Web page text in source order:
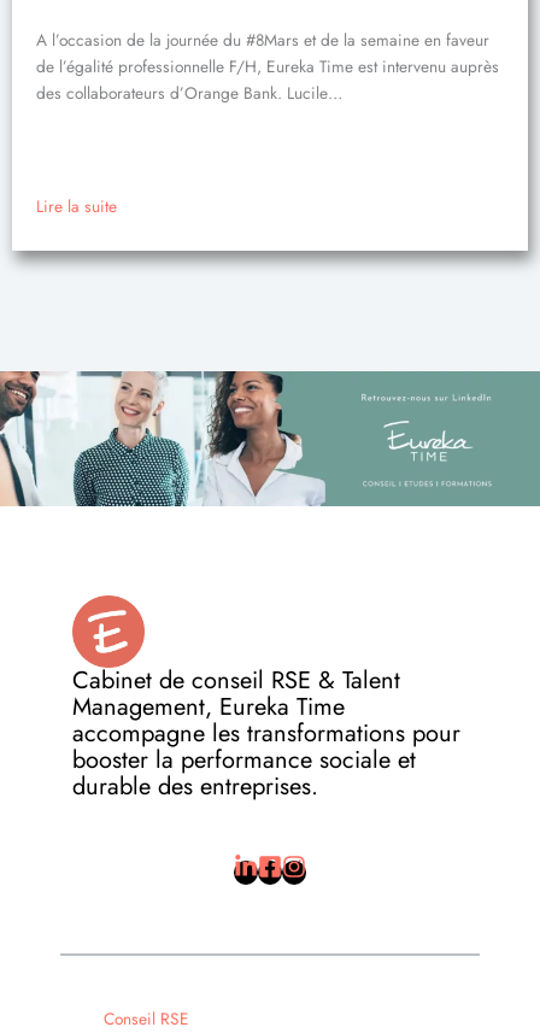
A l’occasion de la journée du #8Mars et de la semaine en faveur
de l’égalité professionnelle F/H, Eureka Time est intervenu auprès
des collaborateurs d’Orange Bank. Lucile…
Lire la suite
Cabinet de conseil RSE & Talent
Management, Eureka Time
accompagne les transformations pour
booster la performance sociale et
durable des entreprises.
Conseil RSE